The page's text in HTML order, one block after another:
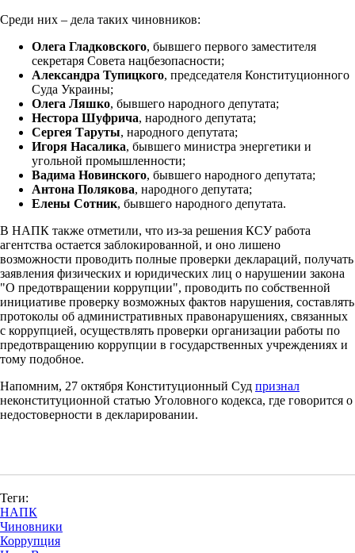
Среди них – дела таких чиновников:
Олега Гладковского, бывшего первого заместителя
секретаря Совета нацбезопасности;
Александра Тупицкого, председателя Конституционного
Суда Украины;
Олега Ляшко, бывшего народного депутата;
Нестора Шуфрича, народного депутата;
Сергея Таруты, народного депутата;
Игоря Насалика, бывшего министра энергетики и
угольной промышленности;
Вадима Новинского, бывшего народного депутата;
Антона Полякова, народного депутата;
Елены Сотник, бывшего народного депутата.
В НАПК также отметили, что из-за решения КСУ работа
агентства остается заблокированной, и оно лишено
возможности проводить полные проверки деклараций, получать
заявления физических и юридических лиц о нарушении закона
"О предотвращении коррупции", проводить по собственной
инициативе проверку возможных фактов нарушения, составлять
протоколы об административных правонарушениях, связанных
с коррупцией, осуществлять проверки организации работы по
предотвращению коррупции в государственных учреждениях и
тому подобное.
Напомним, 27 октября Конституционный Суд признал
неконституционной статью Уголовного кодекса, где говорится о
недостоверности в декларировании.
Теги:
НАПК
Чиновники
Коррупция